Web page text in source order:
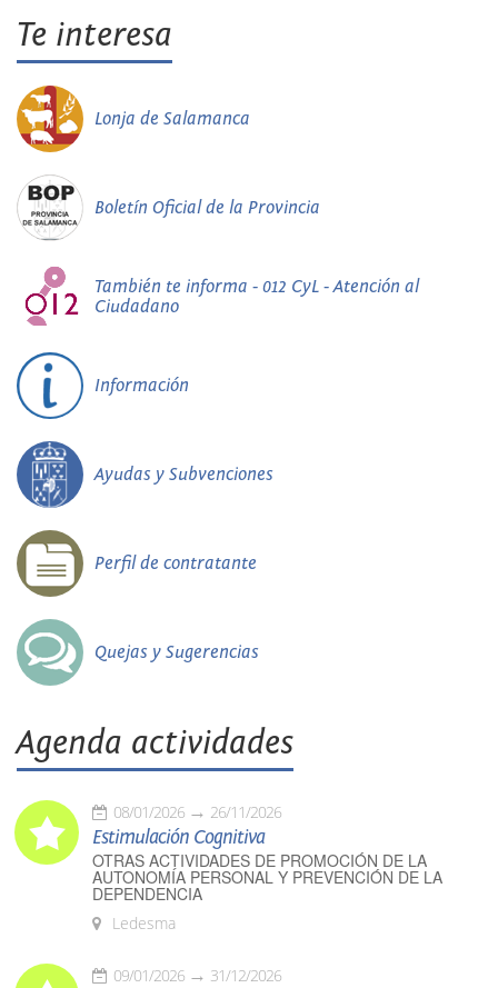
Te interesa
Lonja de Salamanca
Boletín Oficial de la Provincia
También te informa - 012 CyL - Atención al
Ciudadano
Información
Ayudas y Subvenciones
Perfil de contratante
Quejas y Sugerencias
Agenda actividades
08/01/2026 26/11/2026
Estimulación Cognitiva
OTRAS ACTIVIDADES DE PROMOCIÓN DE LA
AUTONOMÍA PERSONAL Y PREVENCIÓN DE LA
DEPENDENCIA
Ledesma
09/01/2026 31/12/2026